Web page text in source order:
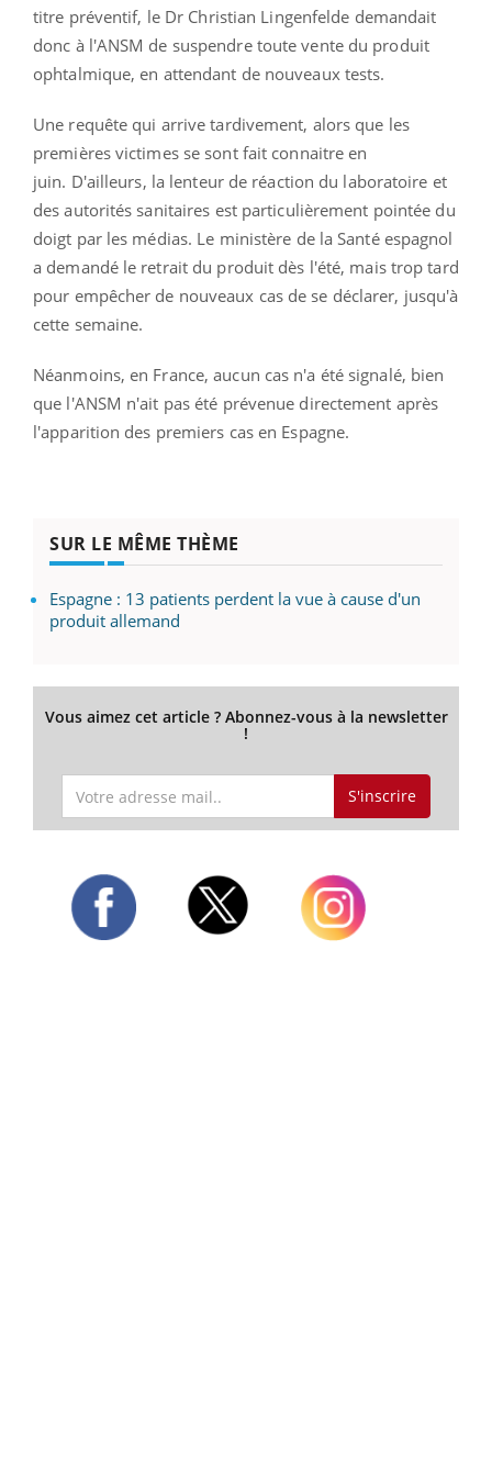
titre préventif, le Dr Christian Lingenfelde demandait
donc à l'ANSM de suspendre toute vente du produit
ophtalmique, en attendant de nouveaux tests.
Une requête qui arrive tardivement, alors que les
premières victimes se sont fait connaitre en
juin. D'ailleurs, la lenteur de réaction du laboratoire et
des autorités sanitaires est particulièrement pointée du
doigt par les médias. Le ministère de la Santé espagnol
a demandé le retrait du produit dès l'été, mais trop tard
pour empêcher de nouveaux cas de se déclarer, jusqu'à
cette semaine.
Néanmoins, en France, aucun cas n'a été signalé, bien
que l'ANSM n'ait pas été prévenue directement après
l'apparition des premiers cas en Espagne.
SUR LE MÊME THÈME
Espagne : 13 patients perdent la vue à cause d'un
produit allemand
Vous aimez cet article ? Abonnez-vous à la newsletter
!
S'inscrire